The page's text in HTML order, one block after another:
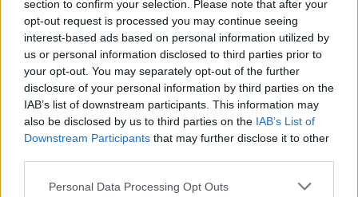
section to confirm your selection. Please note that after your
opt-out request is processed you may continue seeing
interest-based ads based on personal information utilized by
us or personal information disclosed to third parties prior to
your opt-out. You may separately opt-out of the further
disclosure of your personal information by third parties on the
IAB’s list of downstream participants. This information may
also be disclosed by us to third parties on the IAB’s List of
Downstream Participants that may further disclose it to other
Please note that this website/app uses one or more Google
Personal Data Processing Opt Outs